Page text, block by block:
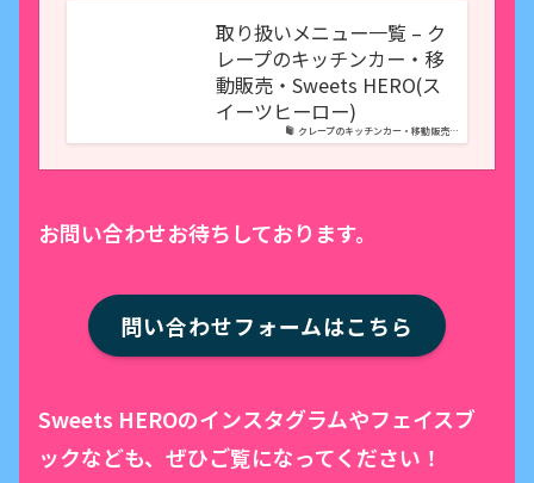
クレープのキッチンカー・移動販売…
取り扱いメニュー一覧 – ク
レープのキッチンカー・移
動販売・Sweets HERO(ス
イーツヒーロー)
お問い合わせお待ちしております。
問い合わせフォームはこちら
Sweets HEROのインスタグラムやフェイスブ
ックなども、ぜひご覧になってください！